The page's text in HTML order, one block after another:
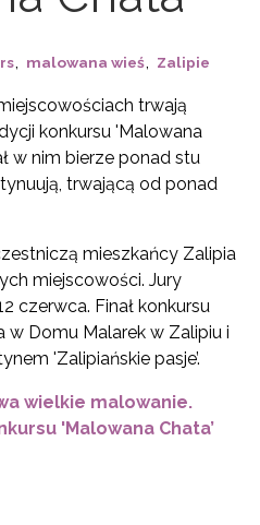
malowana wieś Zalipie
trwają
konkursu 'Malowana
w nim bierze ponad stu
trwającą od ponad
mieszkańcy Zalipia
miejscowości. Jury
czerwca. Finał konkursu
w Domu Malarek w Zalipiu i
'Zalipiańskie pasje’.
wielkie malowanie.
'Malowana Chata’